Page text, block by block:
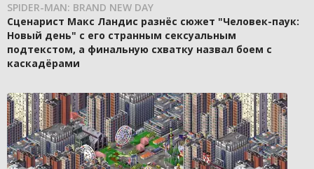
SPIDER-MAN: BRAND NEW DAY
Сценарист Макс Ландис разнёс сюжет "Человек-паук:
Новый день" с его странным сексуальным
подтекстом, а финальную схватку назвал боем с
каскадёрами